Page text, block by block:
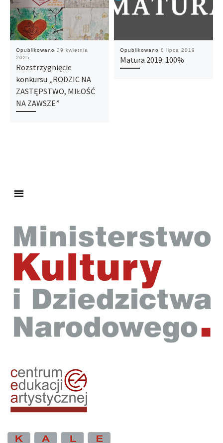
Opublikowano 29 kwietnia
2025
Rozstrzygnięcie
konkursu „RODZIC NA
ZASTĘPSTWO, MIŁOŚĆ
NA ZAWSZE”
Opublikowano 8 lipca 2019
Matura 2019: 100%